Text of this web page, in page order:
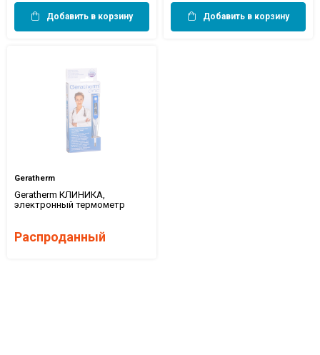
Добавить в корзину Добавить в корзину
Geratherm
Geratherm КЛИНИКА,
электронный термометр
Распроданный